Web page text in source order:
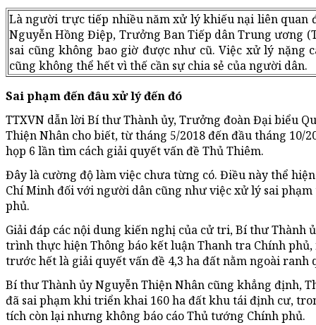
Là người trực tiếp nhiều năm xử lý khiếu nại liên quan
Nguyễn Hồng Điệp, Trưởng Ban Tiếp dân Trung ương
sai cũng không bao giờ được như cũ. Việc xử lý nặng
cũng không thể hết vì thế cần sự chia sẻ của người dân.
Sai phạm đến đâu xử lý đến đó
TTXVN dẫn lời Bí thư Thành ủy, Trưởng đoàn Đại biểu
Thiện Nhân cho biết, từ tháng 5/2018 đến đầu tháng 10/
họp 6 lần tìm cách giải quyết vấn đề Thủ Thiêm.
Đây là cường độ làm việc chưa từng có. Điều này thể
Chí Minh đối với người dân cũng như việc xử lý sai
phủ.
Giải đáp các nội dung kiến nghị của cử tri, Bí thư Thành
trình thực hiện Thông báo kết luận Thanh tra Chính
trước hết là giải quyết vấn đề 4,3 ha đất nằm ngoài ranh
Bí thư Thành ủy Nguyễn Thiện Nhân cũng khẳng định,
đã sai phạm khi triển khai 160 ha đất khu tái định cư,
tích còn lại nhưng không báo cáo Thủ tướng Chính phủ.